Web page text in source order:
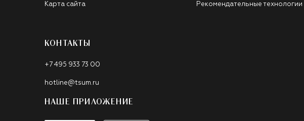
Карта сайта Рекомендательные технологии
КОНТАКТЫ
+7 495 933 73 00
hotline@tsum.ru
НАШЕ ПРИЛОЖЕНИЕ